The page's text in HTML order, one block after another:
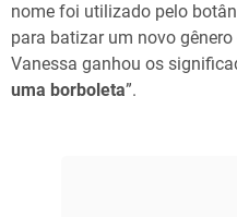
nome foi utilizado pelo
para batizar um novo
Vanessa ganhou os
uma borboleta”.